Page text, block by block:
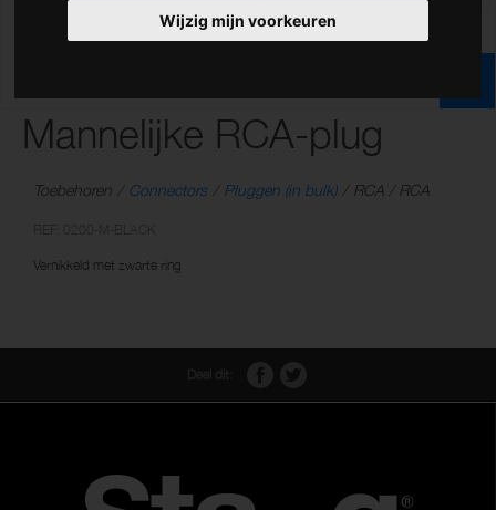
Wijzig mijn voorkeuren
Mannelijke RCA-plug
Toebehoren Connectors Pluggen (in bulk) RCA / RCA
Vernikkeld met zwarte ring